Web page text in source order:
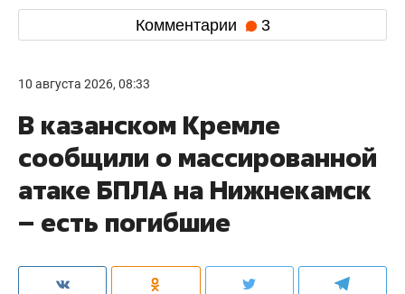
Комментарии 3
10 августа 2026, 08:33
В казанском Кремле
сообщили о массированной
атаке БПЛА на Нижнекамск
– есть погибшие